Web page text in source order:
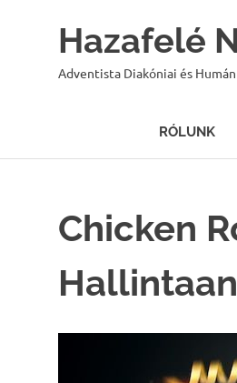
Hazafelé
Adventista Diakóniai és
RÓLUNK
Chicken